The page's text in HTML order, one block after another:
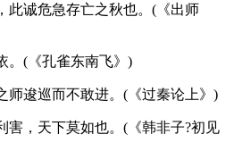
此诚危急存亡之秋也。(《出师
。(《孔雀东南飞》)
师逡巡而不敢进。(《过秦论上》)
害，天下莫如也。(《韩非子?初见